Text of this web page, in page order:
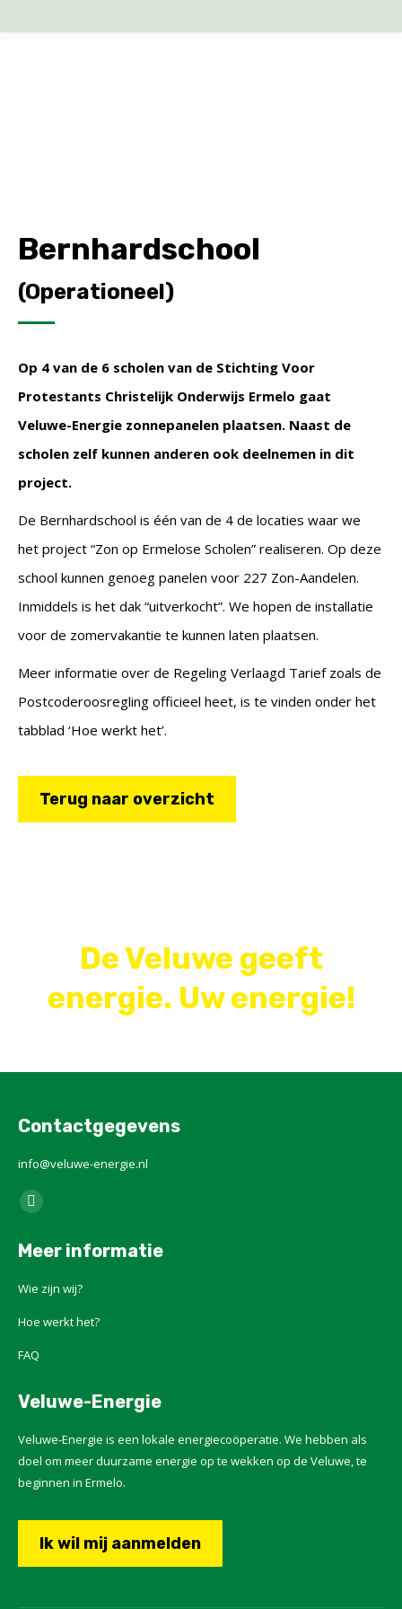
Bernhardschool
(Operationeel)
Op 4 van de 6 scholen van de Stichting Voor
Protestants Christelijk Onderwijs Ermelo gaat
Veluwe-Energie zonnepanelen plaatsen. Naast de
scholen zelf kunnen anderen ook deelnemen in dit
project.
De Bernhardschool is één van de 4 de locaties waar we
het project “Zon op Ermelose Scholen” realiseren. Op deze
school kunnen genoeg panelen voor 227 Zon-Aandelen.
Inmiddels is het dak “uitverkocht”. We hopen de installatie
voor de zomervakantie te kunnen laten plaatsen.
Meer informatie over de Regeling Verlaagd Tarief zoals de
Postcoderoosregling officieel heet, is te vinden onder het
tabblad ‘Hoe werkt het’.
Terug naar overzicht
De Veluwe geeft
energie. Uw energie!
Contactgegevens
info@veluwe-energie.nl
Vind ons op:
X
opens
window
Meer informatie
Wie zijn wij?
Hoe werkt het?
FAQ
Veluwe-Energie
Veluwe-Energie is een lokale energiecoöperatie. We hebben als
doel om meer duurzame energie op te wekken op de Veluwe, te
beginnen in Ermelo.
Ik wil mij aanmelden